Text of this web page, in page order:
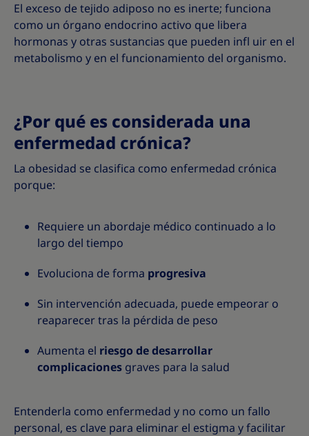
El exceso de tejido adiposo no es inerte; funciona
como un órgano endocrino activo que libera
hormonas y otras sustancias que pueden infl uir en el
metabolismo y en el funcionamiento del organismo.
¿Por qué es considerada una
enfermedad crónica?
La obesidad se clasifica como enfermedad crónica
porque:
Requiere un abordaje médico continuado a lo
largo del tiempo
Evoluciona de forma progresiva
Sin intervención adecuada, puede empeorar o
reaparecer tras la pérdida de peso
Aumenta el riesgo de desarrollar
complicaciones graves para la salud
Entenderla como enfermedad y no como un fallo
personal, es clave para eliminar el estigma y facilitar